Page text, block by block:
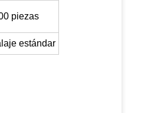
piezas
estándar